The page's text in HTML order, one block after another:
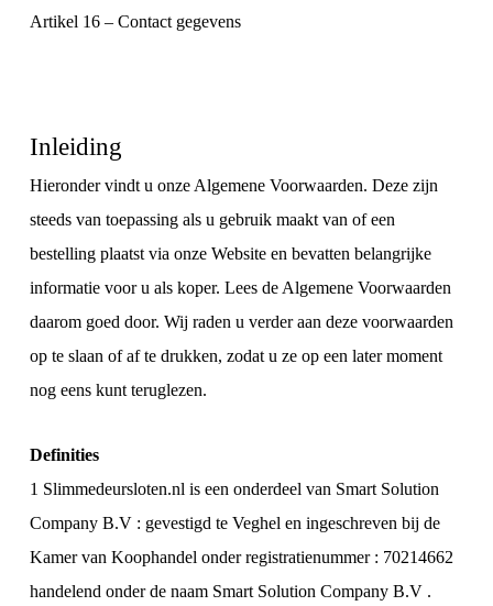
Artikel 16 – Contact gegevens
Inleiding
Hieronder vindt u onze Algemene Voorwaarden. Deze zijn
steeds van toepassing als u gebruik maakt van of een
bestelling plaatst via onze Website en bevatten belangrijke
informatie voor u als koper. Lees de Algemene Voorwaarden
daarom goed door. Wij raden u verder aan deze voorwaarden
op te slaan of af te drukken, zodat u ze op een later moment
nog eens kunt teruglezen.
Definities
1 Slimmedeursloten.nl is een onderdeel van Smart Solution
Company B.V : gevestigd te Veghel en ingeschreven bij de
Kamer van Koophandel onder registratienummer : 70214662
handelend onder de naam Smart Solution Company B.V .